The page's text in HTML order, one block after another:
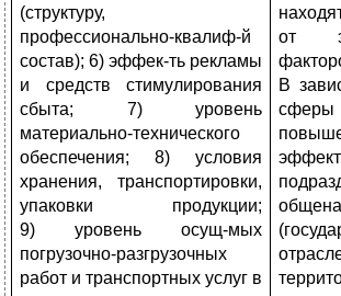
(структуру,
профессионально-квалиф-й
состав); 6) эффек-ть рекламы
и средств стимулирования
сбыта; 7) уровень
материально-технического
обеспечения; 8) условия
хранения, транспортировки,
упаковки продукции;
9) уровень осущ-мых
погрузочно-разгрузочных
работ и транспортных услуг в
от
В
сферы